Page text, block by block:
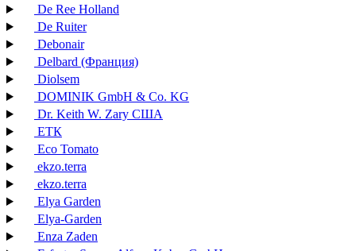
De Ree Holland
De Ruiter
Debonair
Delbard (Франция)
Diolsem
DOMINIK GmbH & Co. KG
Dr. Keith W. Zary США
EТК
Eco Tomato
ekzo.terra
ekzo.terra
Elya Garden
Elya-Garden
Enza Zaden